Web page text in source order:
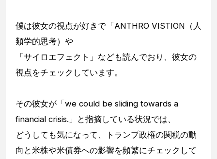
僕は彼女の視点が好きで「ANTHRO VISTION（人
類学的思考）や
「サイロエフェクト」なども読んでおり、彼女の
視点をチェックしています。
その彼女が「we could be sliding towards a
financial crisis.」と指摘している状況では、
どうしても気になって、トランプ政権の関税の動
向と米株や米債券への影響を頻繁にチェックして